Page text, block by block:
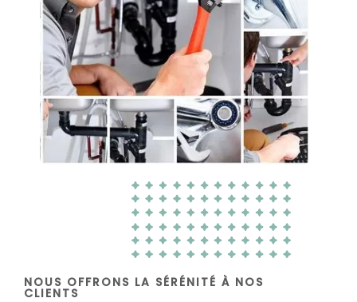
NOUS OFFRONS LA SÉRÉNITÉ À NOS
CLIENTS